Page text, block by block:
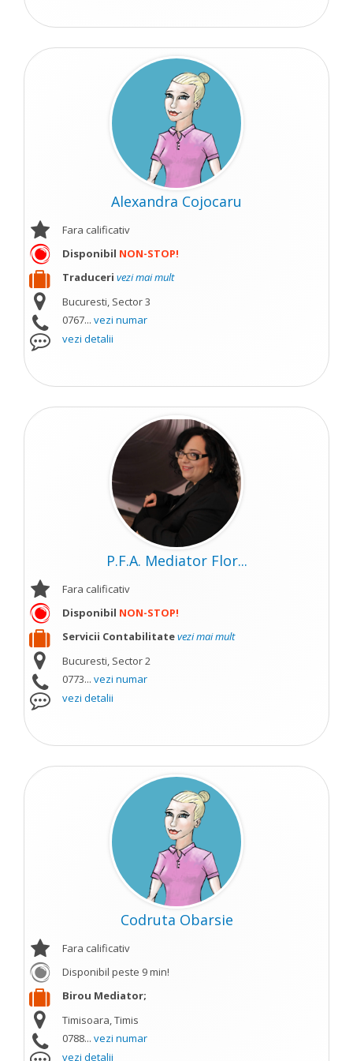
Alexandra Cojocaru
Fara calificativ
Disponibil NON-STOP!
Traduceri vezi mai mult
Bucuresti, Sector 3
0767... vezi numar
vezi detalii
P.F.A. Mediator Flor...
Fara calificativ
Disponibil NON-STOP!
Servicii Contabilitatevezi mai mult
Bucuresti, Sector 2
0773... vezi numar
vezi detalii
Codruta Obarsie
Fara calificativ
Disponibil peste 9 min!
Birou Mediator;
Timisoara, Timis
0788... vezi numar
vezi detalii